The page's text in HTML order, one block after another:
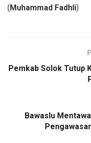
(Muhammad Fadhli)
Pemkab Solok Tutup
Bawaslu